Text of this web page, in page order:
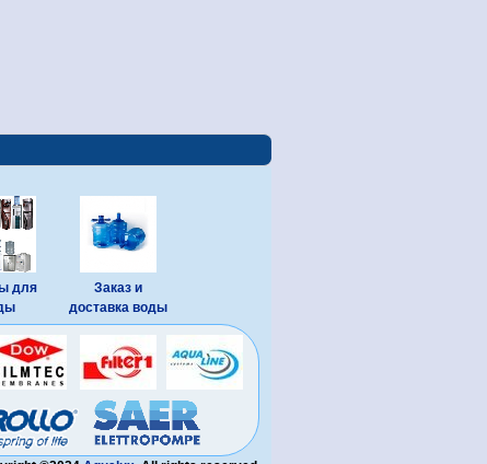
для
Заказ и
доставка воды